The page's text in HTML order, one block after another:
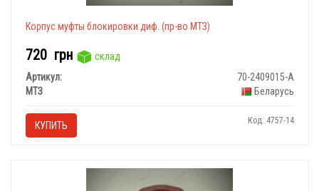
Корпус муфты блокировки диф. (пр-во МТЗ)
720 грн
склад
Артикул:
70-2409015-А
МТЗ
Беларусь
КУПИТЬ Код: 4757-14